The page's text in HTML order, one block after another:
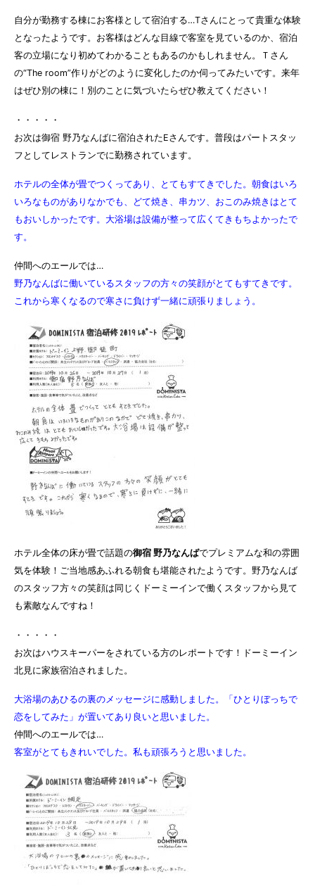
自分が勤務する棟にお客様として宿泊する…Tさんにとって貴重な体験
となったようです。お客様はどんな目線で客室を見ているのか、宿泊
客の立場になり初めてわかることもあるのかもしれません。Ｔさん
の“The room”作りがどのように変化したのか伺ってみたいです。来年
はぜひ別の棟に！別のことに気づいたらぜひ教えてください！
・・・・・
お次は御宿 野乃なんばに宿泊されたEさんです。普段はパートスタッ
フとしてレストランでに勤務されています。
ホテルの全体が畳でつくってあり、とてもすてきでした。 朝食はいろ
いろなものがありなかでも、どて焼き、串カツ、おこのみ焼きはとて
もおいしかったです。大浴場は設備が整って広くてきもちよかったで
す。
仲間へのエールでは…
野乃なんばに働いているスタッフの方々の笑顔がとてもすてきです。
これから寒くなるので寒さに負けず一緒に頑張りましょう。
ホテル全体の床が畳で話題の御宿 野乃なんばでプレミアムな和の雰囲
気を体験！ご当地感あふれる朝食も堪能されたようです。野乃なんば
のスタッフ方々の笑顔は同じくドーミーインで働くスタッフから見て
も素敵なんですね！
・・・・・
お次はハウスキーパーをされている方のレポートです！ドーミーイン
北見に家族宿泊されました。
大浴場のあひるの裏のメッセージに感動しました。
「ひとりぼっちで
恋をしてみた」が置いてあり良いと思いました。
仲間へのエールでは…
客室がとてもきれいでした。私も頑張ろうと思いました。